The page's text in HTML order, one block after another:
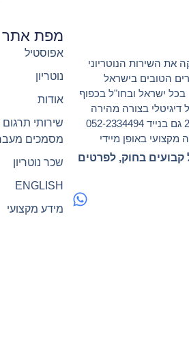
את השירות הנוטריוני
הטובים בישראל
השירות שניתן בכל ישראל ובחו"ל בכפוף
דיגיטלי בצורה מהירה
ומקצועית. אנו זמינים לרשותך בכל עת 24/7 גם בנייד 052-2334494
מקצועי באופן מיידי
קבועים בחוק, לפרטים
מפת אתר
אפוסטיל
נוטריון
אודות
שירותי תרגום
מסמכים
שכר נוטריון
ENGLISH
מידע מקצועי